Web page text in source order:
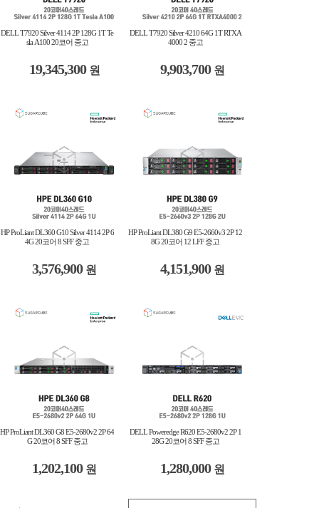
DELL T7920 Silver 4114 2P 128G 1T Te
sla A100 20코어 중고
19,345,300 원
DELL T7920 Silver 4210 64G 1T RTXA
4000 2 중고
9,903,700 원
HP ProLiant DL360 G10 Silver 4114 2P 6
4G 20코어 8 SFF 중고
3,576,900 원
HP ProLiant DL380 G9 E5-2660v3 2P 12
8G 20코어 12 LFF 중고
4,151,900 원
HP ProLiant DL360 G8 E5-2680v2 2P 64
G 20코어 8 SFF 중고
1,202,100 원
DELL Poweredge R620 E5-2680v2 2P 1
28G 20코어 8 SFF 중고
1,280,000 원